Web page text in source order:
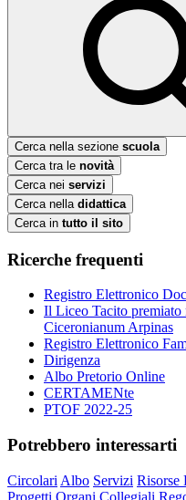
Cerca nella sezione scuola
Cerca tra le novità
Cerca nei servizi
Cerca nella didattica
Cerca in tutto il sito
Ricerche frequenti
Registro Elettronico
Il Liceo Tacito
Ciceronianum Arpinas
Registro Elettronico
Dirigenza
Albo Pretorio Online
CERTAMENte
PTOF 2022-25
Potrebbero interessarti
Circolari Albo Servizi Risorse
Progetti Organi Collegiali